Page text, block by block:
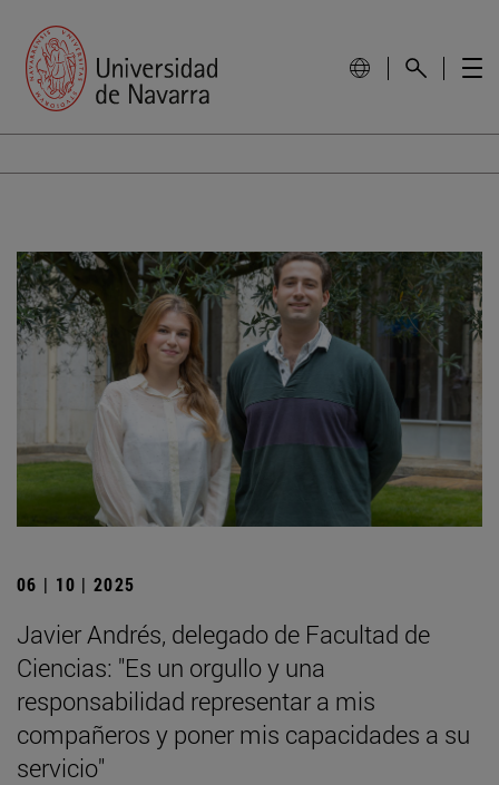
06 | 10 | 2025
Javier Andrés, delegado de Facultad de
Ciencias: "Es un orgullo y una
responsabilidad representar a mis
compañeros y poner mis capacidades a su
servicio"